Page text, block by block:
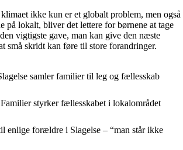
ikke kun er et globalt problem, men også
på lokalt, bliver det lettere for børnene at tage
vigtigste gave, man kan give den næste
små skridt kan føre til store forandringer.
samler familier til leg og fællesskab
styrker fællesskabet i lokalområdet
enlige forældre i Slagelse – “man står ikke